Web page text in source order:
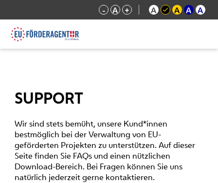
- A + A A A A
SUPPORT
Wir sind stets bemüht, unsere Kund*innen
bestmöglich bei der Verwaltung von EU-
geförderten Projekten zu unterstützen. Auf dieser
Seite finden Sie FAQs und einen nützlichen
Download-Bereich. Bei Fragen können Sie uns
natürlich jederzeit gerne kontaktieren.